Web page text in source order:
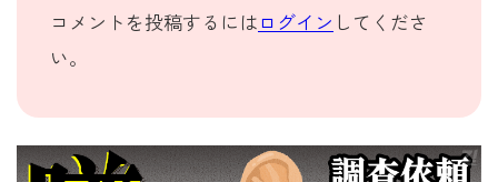
コメントを投稿するには ログイン してくださ
い。